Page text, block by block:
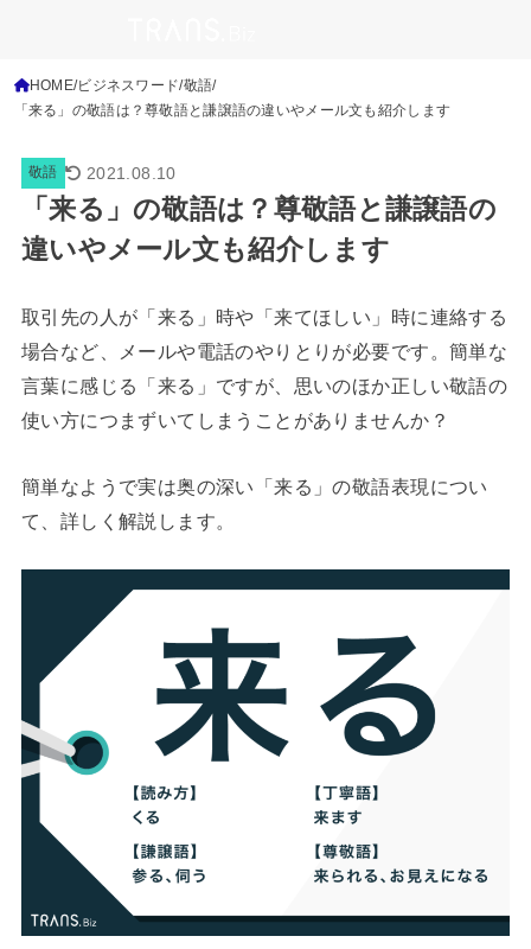
HOME ビジネスワード 敬語
「来る」の敬語は？尊敬語と謙譲語の違いやメール文も紹介します
敬語 2021.08.10
「来る」の敬語は？尊敬語と謙譲語の
違いやメール文も紹介します
取引先の人が「来る」時や「来てほしい」時に連絡する
場合など、メールや電話のやりとりが必要です。簡単な
言葉に感じる「来る」ですが、思いのほか正しい敬語の
使い方につまずいてしまうことがありませんか？
簡単なようで実は奥の深い「来る」の敬語表現につい
て、詳しく解説します。